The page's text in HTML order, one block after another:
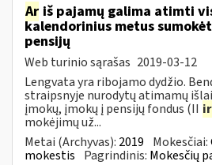
Ar iš pajamų galima atimti
kalendorinius metus
pensijų
Web turinio sąrašas 2019-03-12
Lengvata yra ribojamo dydžio.
straipsnyje nurodytų atimamų
įmokų, įmokų į pensijų fondus (II ir
mokėjimų už...
Metai (Archyvas): 2019 Mokesčiai:
mokestis Pagrindinis: Mokesčių